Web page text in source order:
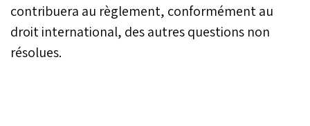
contribuera au règlement, conformément au
droit international, des autres questions non
résolues.